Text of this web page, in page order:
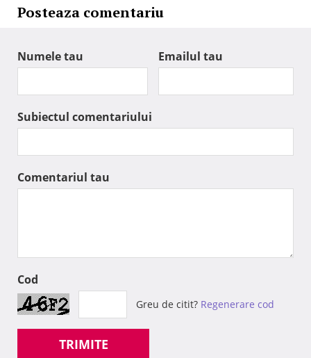
Posteaza comentariu
Numele tau Emailul tau
Subiectul comentariului
Comentariul tau
Cod
Greu de citit? Regenerare cod
TRIMITE